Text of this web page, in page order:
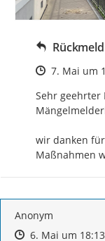
Zeitpunkt
7. Mai um
Sehr geehrter
wir danken
Maßnahmen
Anonym
Zeitpunkt des
Zeitpunkt des
6. Mai um 18:13